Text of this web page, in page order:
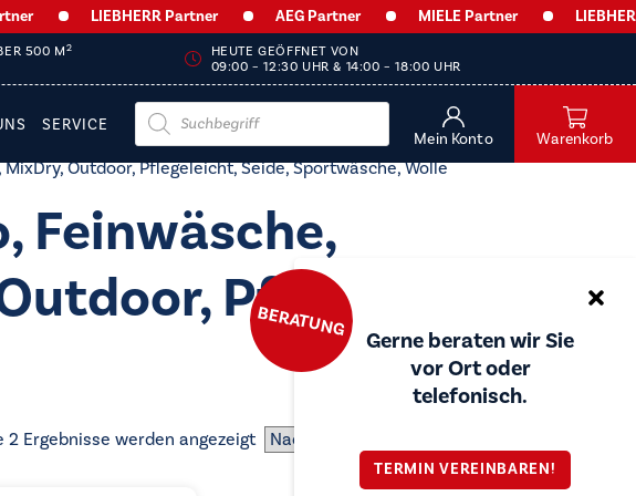
LIEBHERR Partner AEG Partner MIELE Partner LIEBHERR
500 M2
HEUTE GEÖFFNET VON
09:00 – 12:30 UHR & 14:00 – 18:00 UHR
SERVICE
Products
search
Mein Konto Warenkorb
BERATUNG
Gerne beraten wir Sie
vor Ort oder
telefonisch.
TERMIN VEREINBAREN!
Outdoor, Pflegeleicht, Seide, Sportwäsche, Wolle
Feinwäsche,
Pflegeleicht,
2 Ergebnisse werden angezeigtNach